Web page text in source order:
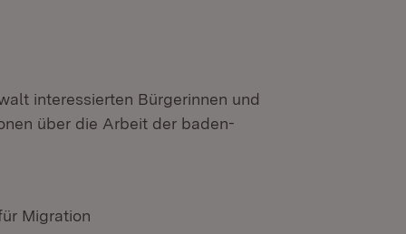
interessierten Bürgerinnen und
über die Arbeit der baden-
Migration